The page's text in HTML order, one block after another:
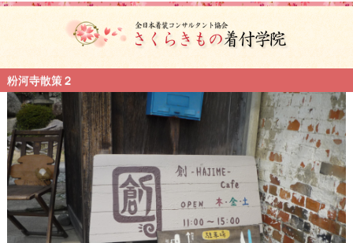
粉河寺散策２